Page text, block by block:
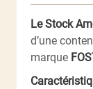
Le Stock
d’une
marque